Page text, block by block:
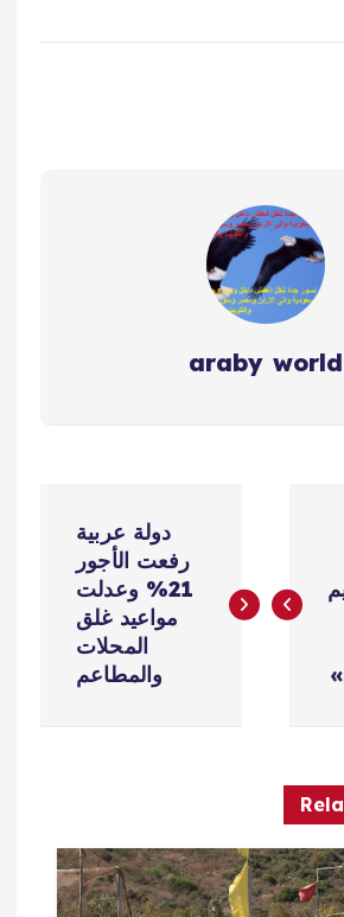
araby world
دولة عربية
رفعت الأجور
21% وعدلت
مواعيد غلق
المحلات
والمطاعم